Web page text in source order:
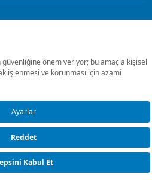
Birliği ⋅ Copyright © 2023
Düzenle